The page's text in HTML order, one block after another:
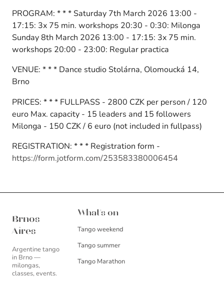
PROGRAM: * * * Saturday 7th March 2026 13:00 -
17:15: 3x 75 min. workshops 20:30 - 0:30: Milonga
Sunday 8th March 2026 13:00 - 17:15: 3x 75 min.
workshops 20:00 - 23:00: Regular practica
VENUE: * * * Dance studio Stolárna, Olomoucká 14,
Brno
PRICES: * * * FULLPASS - 2800 CZK per person / 120
euro Max. capacity - 15 leaders and 15 followers
Milonga - 150 CZK / 6 euro (not included in fullpass)
REGISTRATION: * * * Registration form -
https://form.jotform.com/253583380006454
Brnos
Aires
Argentine tango
in Brno —
milongas,
classes, events.
What's on
Tango weekend
Tango summer
Tango Marathon